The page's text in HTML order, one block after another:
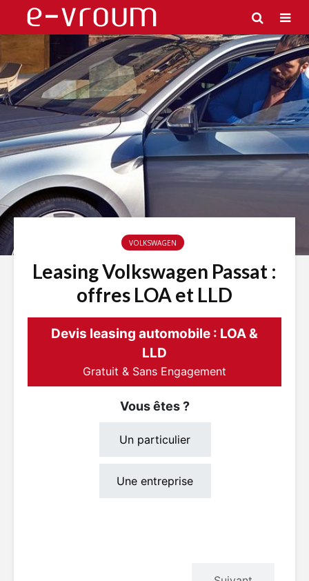
VOLKSWAGEN
Leasing Volkswagen Passat :
offres LOA et LLD